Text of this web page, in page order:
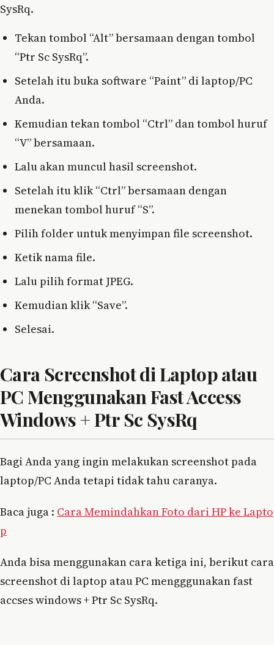
SysRq.
Tekan tombol “Alt” bersamaan dengan tombol
“Ptr Sc SysRq”.
Setelah itu buka software “Paint” di laptop/PC
Anda.
Kemudian tekan tombol “Ctrl” dan tombol huruf
“V” bersamaan.
Lalu akan muncul hasil screenshot.
Setelah itu klik “Ctrl” bersamaan dengan
menekan tombol huruf “S”.
Pilih folder untuk menyimpan file screenshot.
Ketik nama file.
Lalu pilih format JPEG.
Kemudian klik “Save”.
Selesai.
Cara Screenshot di Laptop atau
PC Menggunakan Fast Access
Windows + Ptr Sc SysRq
Bagi Anda yang ingin melakukan screenshot pada
laptop/PC Anda tetapi tidak tahu caranya.
Baca juga : Cara Memindahkan Foto dari HP ke Lapto
p
Anda bisa menggunakan cara ketiga ini, berikut cara
screenshot di laptop atau PC mengggunakan fast
accses windows + Ptr Sc SysRq.